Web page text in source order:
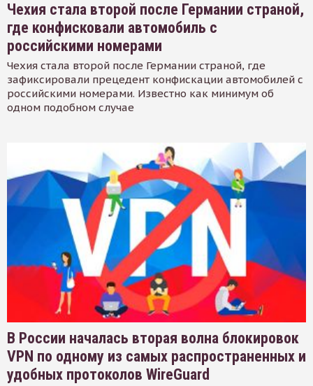
Чехия стала второй после Германии страной,
где конфисковали автомобиль с
российскими номерами
Чехия стала второй после Германии страной, где
зафиксировали прецедент конфискации автомобилей с
российскими номерами. Известно как минимум об
одном подобном случае
В России началась вторая волна блокировок
VPN по одному из самых распространенных и
удобных протоколов WireGuard